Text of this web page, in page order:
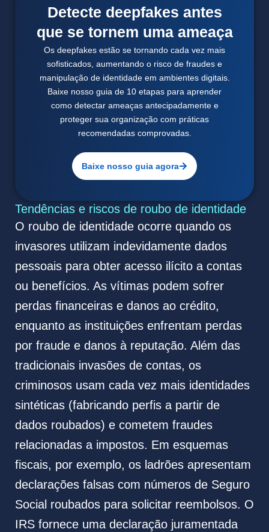
Detecte deepfakes antes
que se tornem uma ameaça
Os deepfakes estão se tornando cada vez mais
sofisticados, aumentando o risco de fraudes e
manipulação de identidade em ambientes digitais.
Baixe nosso guia de 10 etapas para aprender
como detectar ameaças antecipadamente e
proteger sua organização com práticas
recomendadas comprovadas.
Baixe nosso guia agora
Tendências e riscos de roubo de identidade
O roubo de identidade ocorre quando os
invasores utilizam indevidamente dados
pessoais para obter acesso ilícito a contas
ou benefícios. As vítimas podem sofrer
perdas financeiras e danos ao crédito,
enquanto as instituições enfrentam perdas
por fraude e danos à reputação. Além das
tradicionais invasões de contas, os
criminosos usam cada vez mais identidades
sintéticas (fabricando perfis a partir de
dados roubados) e cometem fraudes
relacionadas a impostos. Em esquemas
fiscais, por exemplo, os ladrões apresentam
declarações falsas com números de Seguro
Social roubados para solicitar reembolsos. O
IRS fornece uma declaração juramentada